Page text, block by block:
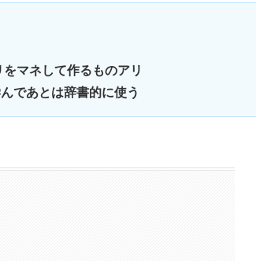
ネして作るものアリ
であとは辞書的に使う